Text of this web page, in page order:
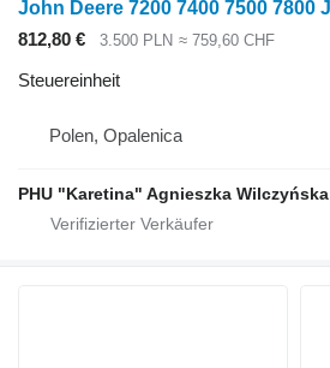
812,80 € 3.500 PLN ≈ 759,60 CHF
Steuereinheit
Polen, Opalenica
PHU "Karetina" Agnieszka Wilczyńska